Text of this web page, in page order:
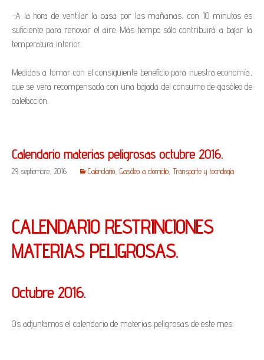
-A la hora de ventilar la casa por las mañanas, con 10 minutos es
suficiente para renovar el aire. Más tiempo sólo contribuirá a bajar la
temperatura interior.
Medidas a tomar con el consiguiente beneficio para nuestra economía,
que se vera recompensada con una bajada del consumo de gasóleo de
calefacción.
Calendario materias peligrosas octubre 2016.
29 septiembre, 2016 Calendario Gasóleo a domicilio ,Transporte y tecnología
CALENDARIO RESTRINCIONES
MATERIAS PELIGROSAS.
Octubre 2016.
Os adjuntamos el calendario de materias peligrosas de este mes.